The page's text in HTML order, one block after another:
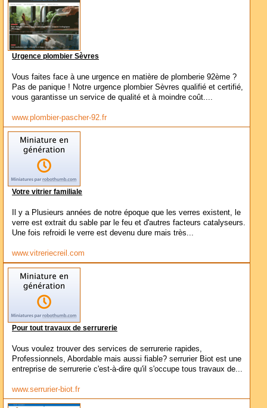
Urgence plombier Sèvres
Vous faites face à une urgence en matière de plomberie 92ème ?
Pas de panique ! Notre urgence plombier Sèvres qualifié et certifié,
vous garantisse un service de qualité et à moindre coût....
www.plombier-pascher-92.fr
Votre vitrier familiale
Il y a Plusieurs années de notre époque que les verres existent, le
verre est extrait du sable par le feu et d'autres facteurs catalyseurs.
Une fois refroidi le verre est devenu dure mais très...
www.vitreriecreil.com
Pour tout travaux de serrurerie
Vous voulez trouver des services de serrurerie rapides,
Professionnels, Abordable mais aussi fiable? serrurier Biot est une
entreprise de serrurerie c'est-à-dire qu'il s'occupe tous travaux de...
www.serrurier-biot.fr